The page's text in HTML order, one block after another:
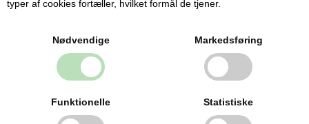
typer af cookies fortæller, hvilket formål de tjener.
Nødvendige Markedsføring
Funktionelle Statistiske
Glarmestervej 7
DK-6800 Varde
CVR: 30209648
info@babysutten.dk
29 11 19 07